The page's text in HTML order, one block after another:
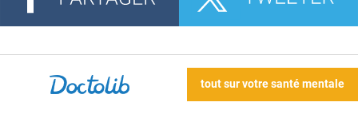
tout sur votre santé mentale